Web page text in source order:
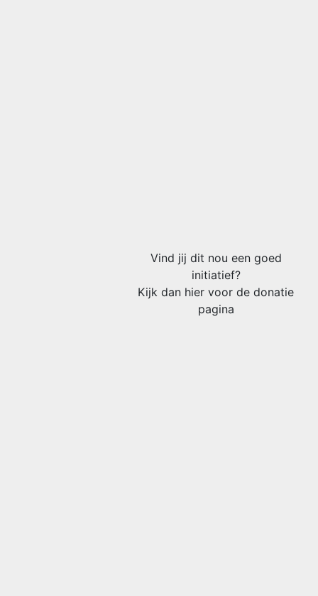
Vind jij dit nou een goed
initiatief?
Kijk dan hier voor de donatie
pagina